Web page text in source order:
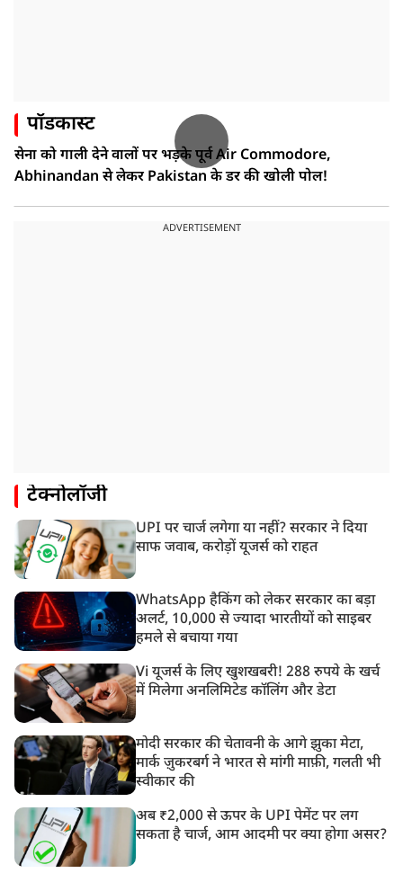
पॉडकास्ट
सेना को गाली देने वालों पर भड़के पूर्व Air Commodore,
Abhinandan से लेकर Pakistan के डर की खोली पोल!
ADVERTISEMENT
टेक्नोलॉजी
UPI पर चार्ज लगेगा या नहीं? सरकार ने दिया
साफ जवाब, करोड़ों यूजर्स को राहत
WhatsApp हैकिंग को लेकर सरकार का बड़ा
अलर्ट, 10,000 से ज्यादा भारतीयों को साइबर
हमले से बचाया गया
Vi यूजर्स के लिए खुशखबरी! 288 रुपये के खर्च
में मिलेगा अनलिमिटेड कॉलिंग और डेटा
मोदी सरकार की चेतावनी के आगे झुका मेटा,
मार्क ज़ुकरबर्ग ने भारत से मांगी माफ़ी, गलती भी
स्वीकार की
अब ₹2,000 से ऊपर के UPI पेमेंट पर लग
सकता है चार्ज, आम आदमी पर क्या होगा असर?